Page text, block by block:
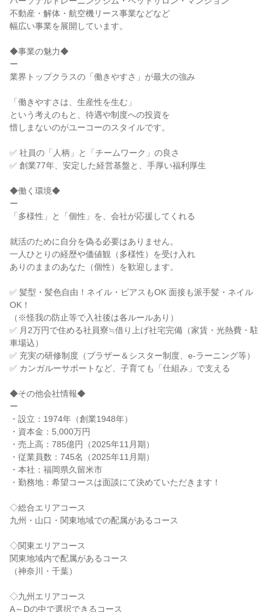
不動産・解体・航空機リース事業などなど
幅広い事業を展開しています。
◆事業の魅力◆
ー
業界トップクラスの「働きやすさ」が最大の強み
「働きやすさは、生産性を生む」
という考えのもと、待遇や制度への投資を
惜しまないのがユーコーのスタイルです。
✅ 社員の「人柄」と「チームワーク」の良さ
✅ 創業77年、安定した経営基盤と、手厚い福利厚生
◆働く環境◆
ー
「多様性」と「個性」を、会社が応援してくれる
就活のために自分を偽る必要はありません。
一人ひとりの経歴や価値観（多様性）を受け入れ
ありのままのあなた（個性）を歓迎します。
✅ 髪型・髪色自由！ネイル・ピアスもOK 面接も派手髪・ネイル
OK！
（※怪我の防止等で入社後は各ルールあり）
✅ 月2万円で住める社員寮≒借り上げ社宅完備（家賃・光熱費・駐
車場込）
✅ 充実の研修制度（ブラザー＆シスター制度、e-ラーニング等）
✅ カンガルーサポートなど、子育ても「仕組み」で支える
◆その他会社情報◆
ー
・設立：1974年（創業1948年）
・資本金：5,000万円
・売上高：785億円（2025年11月期）
・従業員数：745名（2025年11月期）
・本社：福岡県久留米市
・勤務地：希望コースは面談にて決めていただきます！
◇総合エリアコース
九州・山口・関東地域での配属があるコース
◇関東エリアコース
関東地域内で配属があるコース
（神奈川・千葉）
◇九州エリアコース
A～Dの中で選択できるコース